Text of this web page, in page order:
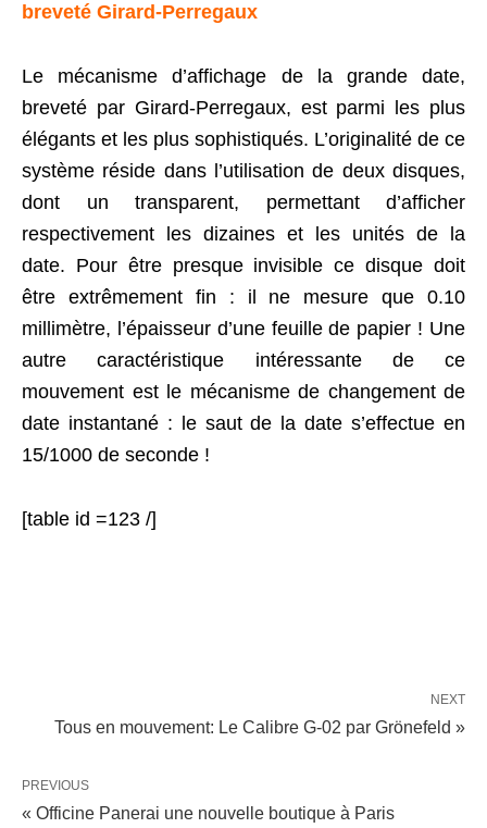
breveté Girard-Perregaux
Le mécanisme d’affichage de la grande date,
breveté par Girard-Perregaux, est parmi les plus
élégants et les plus sophistiqués. L’originalité de ce
système réside dans l’utilisation de deux disques,
dont un transparent, permettant d’afficher
respectivement les dizaines et les unités de la
date. Pour être presque invisible ce disque doit
être extrêmement fin : il ne mesure que 0.10
millimètre, l’épaisseur d’une feuille de papier ! Une
autre caractéristique intéressante de ce
mouvement est le mécanisme de changement de
date instantané : le saut de la date s’effectue en
15/1000 de seconde !
[table id =123 /]
NEXT
Tous en mouvement: Le Calibre G-02 par Grönefeld »
PREVIOUS
« Officine Panerai une nouvelle boutique à Paris